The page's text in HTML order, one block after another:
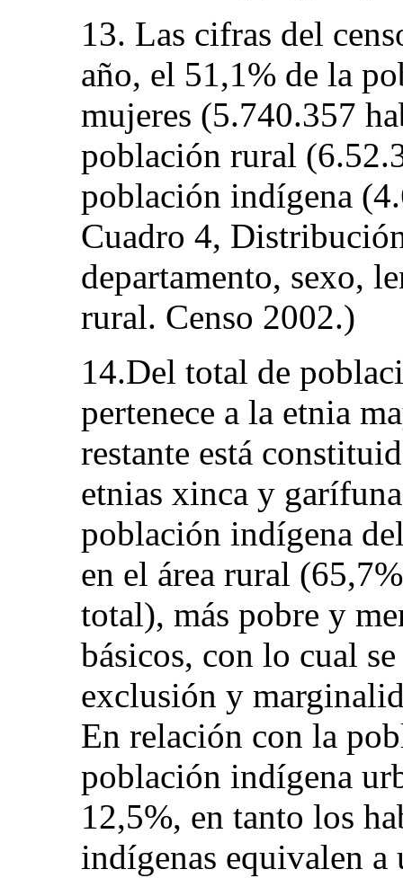
13. Las cifras del
año, el 51,1% de la
mujeres (5.740.357
población rural
población indígena
Cuadro 4,
departamento, sexo,
rural. Censo 2002.)
14.Del total de
pertenece a la etnia
restante está
etnias xinca y
población indígena
en el área rural
total), más pobre y
básicos, con lo cual
exclusión y
En relación con la
población indígena
12,5%, en tanto los
indígenas equivalen a